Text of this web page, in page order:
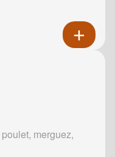
merguez,